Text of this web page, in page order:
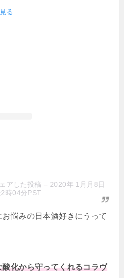
る
アした投稿 – 2020年 1月月8日
時04分PST
悩みの日本酒好きにうって
化から守ってくれるコラヴ